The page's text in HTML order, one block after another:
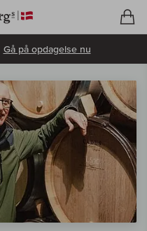
Gå på opdagelse nu